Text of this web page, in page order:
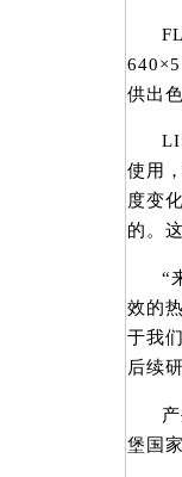
供出
使用
度变
的。
“
效的
于我
后续
堡国